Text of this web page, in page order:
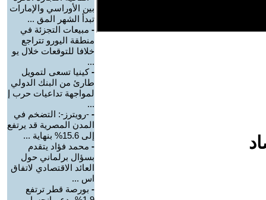
بين الأوراسي والإمارات
تبدأ الشهر المق ...
- مبيعات التجزئة في
منطقة اليورو تتراجع
خلافا للتوقعات خلال يو
...
-كينيا تسعى لتمويل
طارئ من البنك الدولي
لمواجهة تداعيات حرب إ
...
- -رويترز-: التضخم في
المدن المصرية قد يرتفع
إلى 15.6% بنهاية ...
- محمد فؤاد يتقدم
بسؤال برلماني حول
العائد الاقتصادي لاتفاق
اس ...
- بورصة قطر ترتفع